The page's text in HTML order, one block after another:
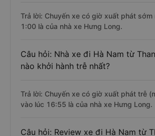
Trả lời: Chuyến xe có giờ xuất phát sớm
1:00 là của nhà xe Hưng Long.
Câu hỏi: Nhà xe đi Hà Nam từ
nào khởi hành trễ nhất?
Trả lời: Chuyến xe có giờ xuất phát trễ
vào lúc 16:55 là của nhà xe Hưng Long.
Câu hỏi: Review xe đi Hà Nam từ